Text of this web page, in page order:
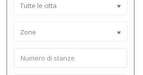
Tutte le citta
Zone